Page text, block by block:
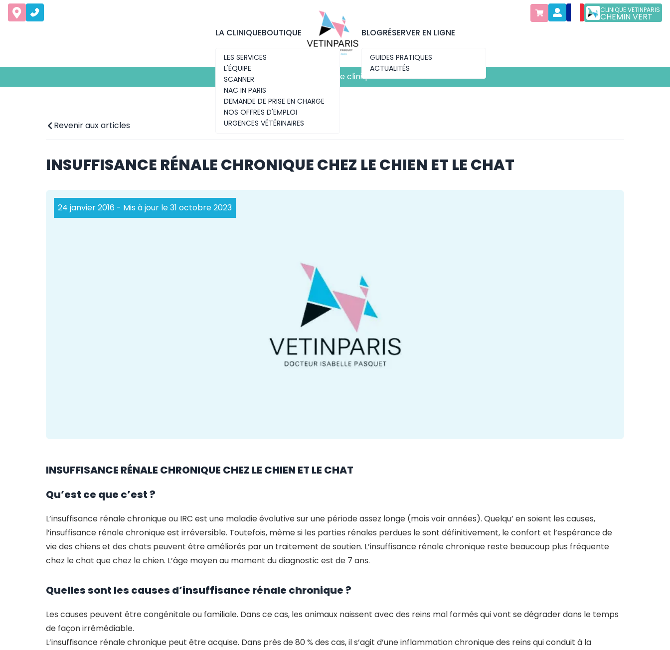
CLINIQUE VETINPARIS
CHEMIN VERT
LA CLINIQUE
LES SERVICES
L'ÉQUIPE
SCANNER
NAC IN PARIS
DEMANDE DE PRISE EN CHARGE
NOS OFFRES D'EMPLOI
URGENCES VÉTÉRINAIRES
BOUTIQUE BLOG
GUIDES PRATIQUES
ACTUALITÉS
RÉSERVER EN LIGNE
Découvrez notre nouvelle cliniqueChemin Vert
Découvrez notre nouvelle clinique
Revenir aux articles
INSUFFISANCE RÉNALE CHRONIQUE CHEZ LE CHIEN ET LE CHAT
24 janvier 2016 - Mis à jour le 31 octobre 2023
INSUFFISANCE RÉNALE CHRONIQUE CHEZ LE CHIEN ET LE CHAT
Qu’est ce que c’est ?
L’insuffisance rénale chronique ou IRC est une maladie évolutive sur une période assez longe (mois voir années). Quelqu’ en soient les causes,
l’insuffisance rénale chronique est irréversible. Toutefois, même si les parties rénales perdues le sont définitivement, le confort et l’espérance de
vie des chiens et des chats peuvent être améliorés par un traitement de soutien. L’insuffisance rénale chronique reste beaucoup plus fréquente
chez le chat que chez le chien. L’âge moyen au moment du diagnostic est de 7 ans.
Quelles sont les causes d’insuffisance rénale chronique ?
Les causes peuvent être congénitale ou familiale. Dans ce cas, les animaux naissent avec des reins mal formés qui vont se dégrader dans le temps
de façon irrémédiable.
L’insuffisance rénale chronique peut être acquise. Dans près de 80 % des cas, il s’agit d’une inflammation chronique des reins qui conduit à la